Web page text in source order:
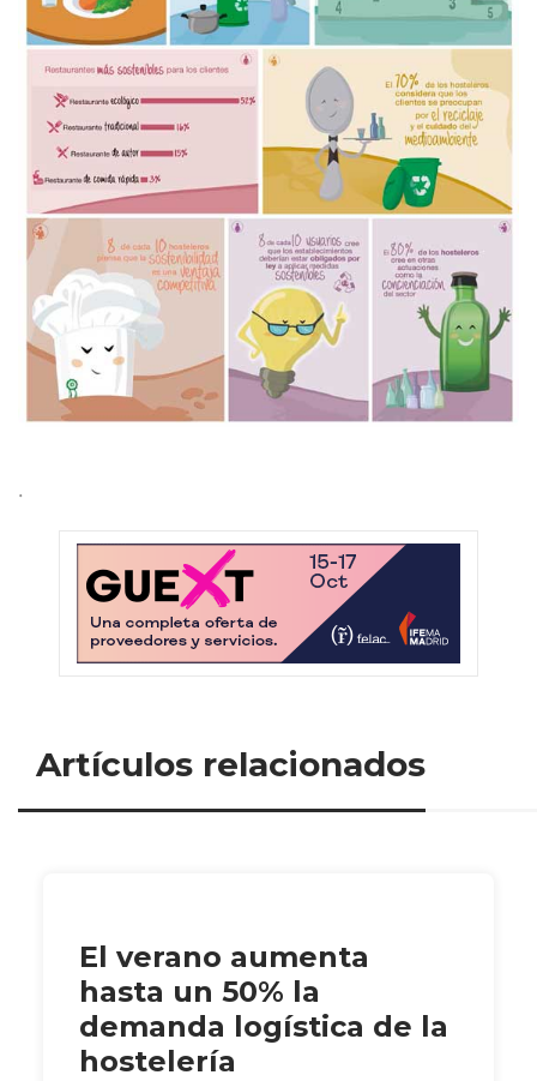
·
Artículos relacionados
El verano aumenta
hasta un 50% la
demanda logística de la
hostelería